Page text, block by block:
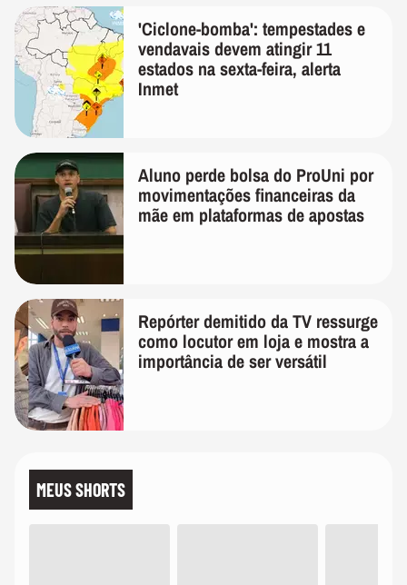
'Ciclone-bomba': tempestades e
vendavais devem atingir 11
estados na sexta-feira, alerta
Inmet
Aluno perde bolsa do ProUni por
movimentações financeiras da
mãe em plataformas de apostas
Repórter demitido da TV ressurge
como locutor em loja e mostra a
importância de ser versátil
MEUS SHORTS